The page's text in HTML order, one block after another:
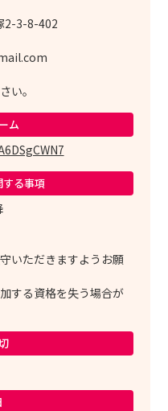
2-3-8-402
い。
ム
する事項
いただきますようお願
する資格を失う場合が